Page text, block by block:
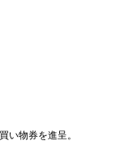
い物券を進呈。